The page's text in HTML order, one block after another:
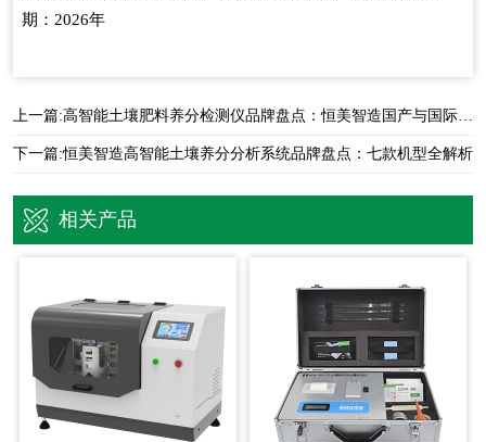
期：2026年
上一篇:高智能土壤肥料养分检测仪品牌盘点：恒美智造国产与国际品牌对比
下一篇:恒美智造高智能土壤养分分析系统品牌盘点：七款机型全解析
相关产品